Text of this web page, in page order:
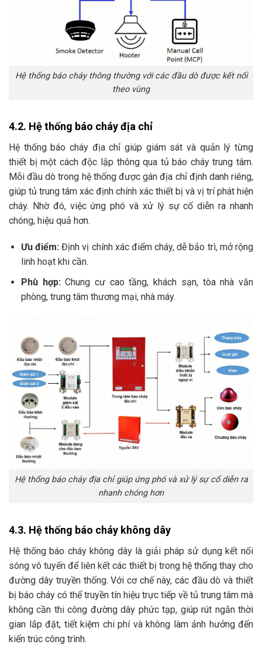
Hệ thống báo cháy thông thường với các đầu dò được kết nối
theo vùng
4.2. Hệ thống báo cháy địa chỉ
Hệ thống báo cháy địa chỉ giúp giám sát và quản lý từng
thiết bị một cách độc lập thông qua tủ báo cháy trung tâm.
Mỗi đầu dò trong hệ thống được gán địa chỉ định danh riêng,
giúp tủ trung tâm xác định chính xác thiết bị và vị trí phát hiện
cháy. Nhờ đó, việc ứng phó và xử lý sự cố diễn ra nhanh
chóng, hiệu quả hơn.
Ưu điểm:Định vị chính xác điểm cháy, dễ bảo trì, mở rộng
linh hoạt khi cần.
Phù hợp:Chung cư cao tầng, khách sạn, tòa nhà văn
phòng, trung tâm thương mại, nhà máy.
Hệ thống báo cháy địa chỉ giúp ứng phó và xử lý sự cố diễn ra
nhanh chóng hơn
4.3. Hệ thống báo cháy không dây
Hệ thống báo cháy không dây là giải pháp sử dụng kết nối
sóng vô tuyến để liên kết các thiết bị trong hệ thống thay cho
đường dây truyền thống. Với cơ chế này, các đầu dò và thiết
bị báo cháy có thể truyền tín hiệu trực tiếp về tủ trung tâm mà
không cần thi công đường dây phức tạp, giúp rút ngắn thời
gian lắp đặt, tiết kiệm chi phí và không làm ảnh hưởng đến
kiến trúc công trình.